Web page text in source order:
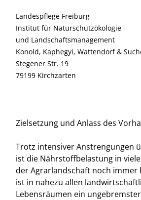
Landespflege Freiburg
Institut für Naturschutzökologie
und Landschaftsmanagement
Konold, Kaphegyi, Wattendorf &
Stegener Str. 19
79199 Kirchzarten
Zielsetzung und Anlass des
Trotz intensiver Anstrengungen
ist die Nährstoffbelastung in
der Agrarlandschaft noch immer
ist in nahezu allen
Lebensräumen ein